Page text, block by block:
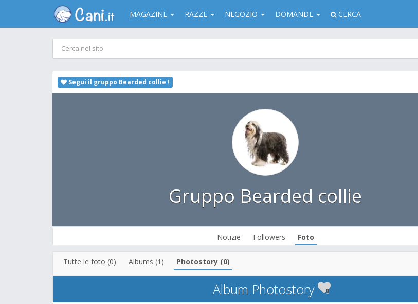
MAGAZINE RAZZE NEGOZIO DOMANDE CERCA
Segui il gruppo Bearded collie !
Gruppo Bearded collie
Notizie Followers Foto
Tutte le foto (0) Albums (1) Photostory (0)
Album Photostory 0